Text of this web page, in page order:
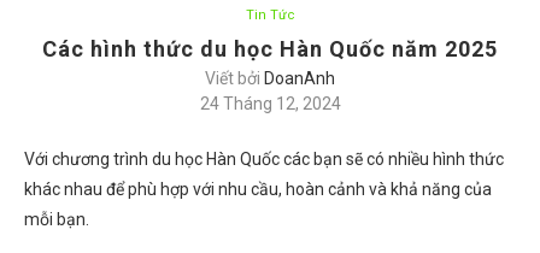
Tin Tức
Các hình thức du học Hàn Quốc năm 2025
Viết bởi DoanAnh
24 Tháng 12, 2024
Với chương trình du học Hàn Quốc các bạn sẽ có nhiều hình thức
khác nhau để phù hợp với nhu cầu, hoàn cảnh và khả năng của
mỗi bạn.